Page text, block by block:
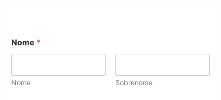
o
m
o
Nome *
Nome Sobrenome